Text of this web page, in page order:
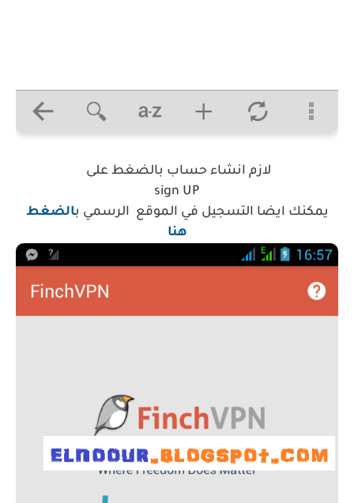
لازم انشاء حساب بالضغط على
sign UP
يمكنك ايضا التسجيل في الموقع الرسمي بالضغط
هنا